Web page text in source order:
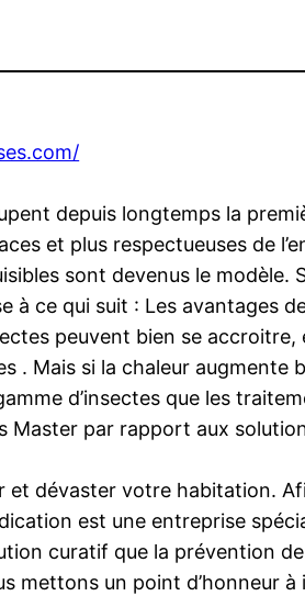
depuis longtemps la
et plus respectueuses de
sont devenus le
à ce qui suit : Les avantages
peuvent bien se
. Mais si la chaleur
d’insectes que les
Master par rapport aux
dévaster votre habitation.
est une entreprise
curatif que la prévention
mettons un point d’honneur